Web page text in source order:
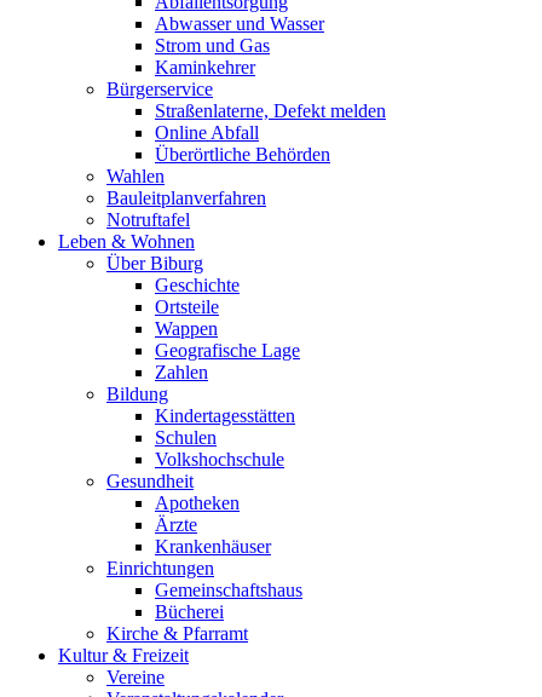
Abwasser und Wasser
Strom und Gas
Kaminkehrer
Bürgerservice
Straßenlaterne, Defekt melden
Online Abfall
Überörtliche Behörden
Wahlen
Bauleitplanverfahren
Notruftafel
Leben & Wohnen
Über Biburg
Geschichte
Ortsteile
Wappen
Geografische Lage
Zahlen
Bildung
Kindertagesstätten
Schulen
Volkshochschule
Gesundheit
Apotheken
Ärzte
Krankenhäuser
Einrichtungen
Gemeinschaftshaus
Bücherei
Kirche & Pfarramt
Kultur & Freizeit
Vereine